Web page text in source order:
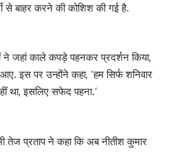
से बाहर करने की कोशिश की गई है.
ने जहां काले कपड़े पहनकर प्रदर्शन किया,
इस पर उन्होंने कहा, ‘हम सिर्फ शनिवार
था, इसलिए सफेद पहना.’
तेज प्रताप ने कहा कि अब नीतीश कुमार